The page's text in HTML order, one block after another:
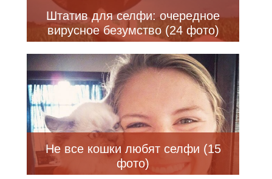
Штатив для селфи: очередное
вирусное безумство (24 фото)
Не все кошки любят селфи (15
фото)